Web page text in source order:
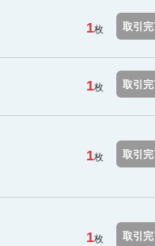
1枚 取引完
1枚 取引完
1枚 取引完
1枚 取引完